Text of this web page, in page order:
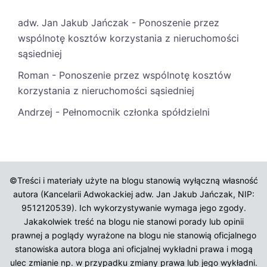
adw. Jan Jakub Jańczak - Ponoszenie przez
wspólnotę kosztów korzystania z nieruchomości
sąsiedniej
Roman - Ponoszenie przez wspólnotę kosztów
korzystania z nieruchomości sąsiedniej
Andrzej - Pełnomocnik członka spółdzielni
©Treści i materiały użyte na blogu stanowią wyłączną własność
autora (Kancelarii Adwokackiej adw. Jan Jakub Jańczak, NIP:
9512120539). Ich wykorzystywanie wymaga jego zgody.
Jakakolwiek treść na blogu nie stanowi porady lub opinii
prawnej a poglądy wyrażone na blogu nie stanowią oficjalnego
stanowiska autora bloga ani oficjalnej wykładni prawa i mogą
ulec zmianie np. w przypadku zmiany prawa lub jego wykładni.